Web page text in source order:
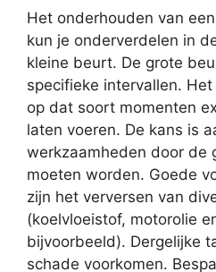
Het onderhouden van
kun je onderverdelen in
kleine beurt. De grote
specifieke intervallen.
op dat soort momenten
laten voeren. De kans is
werkzaamheden door de
moeten worden. Goede
zijn het verversen van
(koelvloeistof, motorolie
bijvoorbeeld). Dergelijke
schade voorkomen.